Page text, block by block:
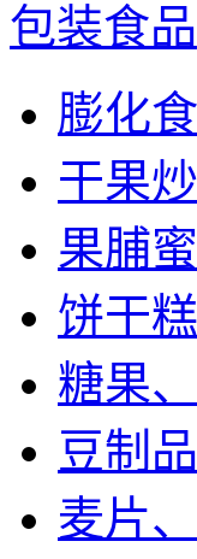
包装食品
膨化
干果
果脯
饼干
糖果
豆制
麦片